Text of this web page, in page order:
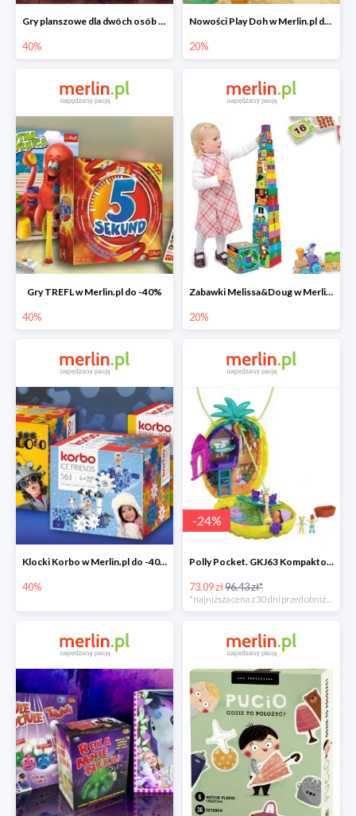
Gry planszowe dla dwóch osób w Merlin.pl do -40%
40%
Nowości Play Doh w Merlin.pl do -20%
20%
Gry TREFL w Merlin.pl do -40%
40%
Zabawki Melissa&Doug w Merlin.pl do -20%
20%
Klocki Korbo w Merlin.pl do -40%
40%
-24%
Polly Pocket. GKJ63 Kompaktowa torebka -25%
73.09 zł96.43 zł*